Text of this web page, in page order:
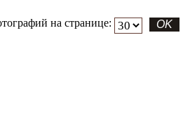
на странице: